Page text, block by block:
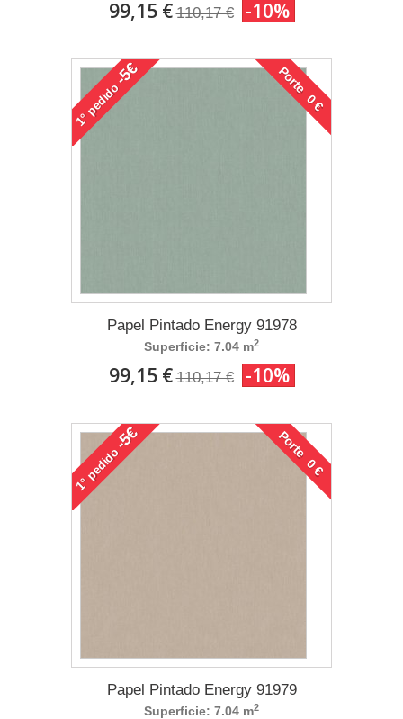
99,15 € 110,17 € -10%
1°
pedido
-5€ Porte 0 €
Papel Pintado Energy 91978
Superficie: 7.04 m2
99,15 € 110,17 € -10%
1°
pedido
-5€ Porte 0 €
Papel Pintado Energy 91979
Superficie: 7.04 m2